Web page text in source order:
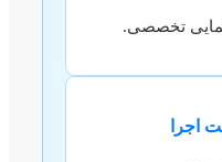
تخصصی.